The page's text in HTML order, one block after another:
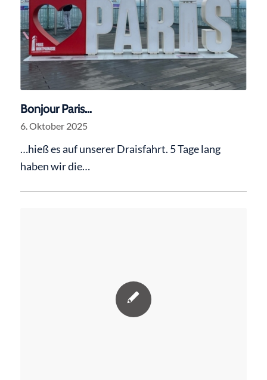
Bonjour Paris…
6. Oktober 2025
…hieß es auf unserer Draisfahrt. 5 Tage lang
haben wir die…